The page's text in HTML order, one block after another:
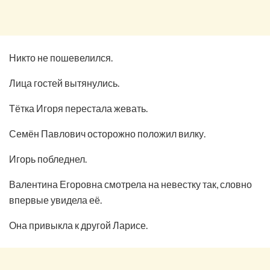
Никто не пошевелился.
Лица гостей вытянулись.
Тётка Игоря перестала жевать.
Семён Павлович осторожно положил вилку.
Игорь побледнел.
Валентина Егоровна смотрела на невестку так, словно
впервые увидела её.
Она привыкла к другой Ларисе.